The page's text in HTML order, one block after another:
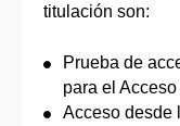
titulación son:
Prueba de
para el
Acceso desde